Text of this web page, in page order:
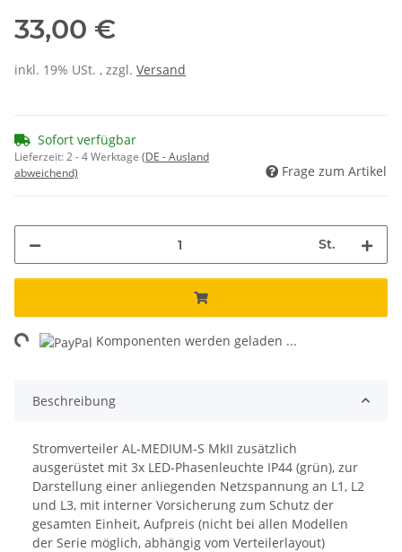
33,00 €
inkl. 19% USt. , zzgl. Versand
Sofort verfügbar
Lieferzeit:2 - 4 Werktage (DE - Ausland
abweichend)
Frage zum Artikel
St.
Komponenten werden geladen ...
Beschreibung
Stromverteiler AL-MEDIUM-S MkII zusätzlich
ausgerüstet mit 3x LED-Phasenleuchte IP44 (grün), zur
Darstellung einer anliegenden Netzspannung an L1, L2
und L3, mit interner Vorsicherung zum Schutz der
gesamten Einheit, Aufpreis (nicht bei allen Modellen
der Serie möglich, abhängig vom Verteilerlayout)